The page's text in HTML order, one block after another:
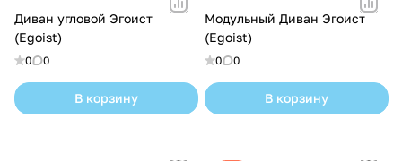
Диван угловой Эгоист
(Egoist)
0 0
В корзину
Модульный Диван Эгоист
(Egoist)
0 0
В корзину